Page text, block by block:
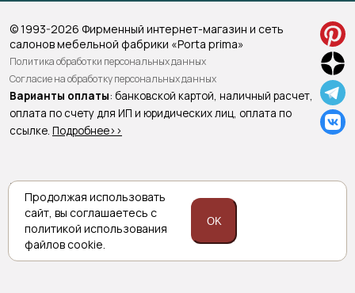
© 1993-2026 Фирменный интернет-магазин и сеть
салонов мебельной фабрики «Porta prima»
Политика обработки персональных данных
Согласие на обработку персональных данных
Варианты оплаты: банковской картой, наличный расчет,
оплата по счету для ИП и юридических лиц, оплата по
ссылке. Подробнее>>
Приведенная на сайте информация не является публичной офертой
и носит информационно ознакомительный характер.
Для уточнения наличия и характеристик товара просьба обращаться
к менеджерам интернет магазина по указанным номерам телефонов.
Техническая поддержка сайта RuMaster
Продолжая использовать
сайт, вы соглашаетесь с
политикой использования
файлов cookie.
OK